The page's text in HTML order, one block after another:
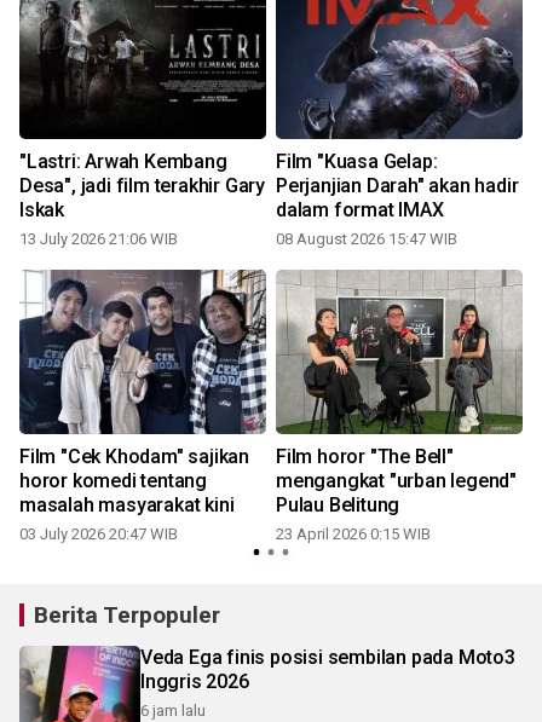
"Lastri: Arwah Kembang
Desa", jadi film terakhir Gary
Iskak
13 July 2026 21:06 WIB
Film "Kuasa Gelap:
Perjanjian Darah" akan hadir
dalam format IMAX
08 August 2026 15:47 WIB
Film "Cek Khodam" sajikan
horor komedi tentang
masalah masyarakat kini
03 July 2026 20:47 WIB
Film horor "The Bell"
mengangkat "urban legend"
Pulau Belitung
23 April 2026 0:15 WIB
Berita Terpopuler
Veda Ega finis posisi sembilan pada Moto3
Inggris 2026
6 jam lalu